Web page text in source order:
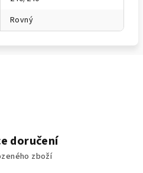
Rovný
doručení
zboží